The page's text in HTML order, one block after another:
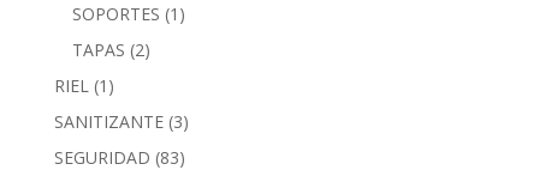
SOPORTES (1)
TAPAS (2)
RIEL (1)
SANITIZANTE (3)
SEGURIDAD (83)